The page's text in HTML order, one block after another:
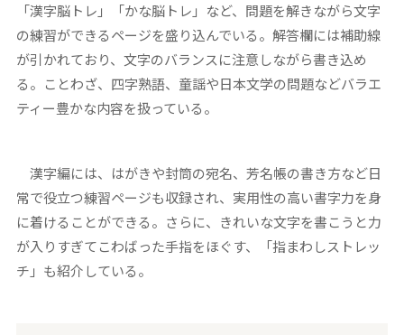
「漢字脳トレ」「かな脳トレ」など、問題を解きながら文字
の練習ができるページを盛り込んでいる。解答欄には補助線
が引かれており、文字のバランスに注意しながら書き込め
る。ことわざ、四字熟語、童謡や日本文学の問題などバラエ
ティー豊かな内容を扱っている。
漢字編には、はがきや封筒の宛名、芳名帳の書き方など日
常で役立つ練習ページも収録され、実用性の高い書字力を身
に着けることができる。さらに、きれいな文字を書こうと力
が入りすぎてこわばった手指をほぐす、「指まわしストレッ
チ」も紹介している。